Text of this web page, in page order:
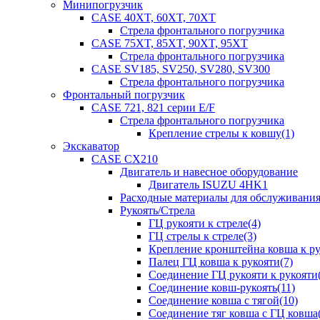
Минипогрузчик
CASE 40XT, 60XT, 70XT
Стрела фронтального погрузчика
CASE 75XT, 85XT, 90XT, 95XT
Стрела фронтального погрузчика
CASE SV185, SV250, SV280, SV300
Стрела фронтального погрузчика
Фронтальный погрузчик
CASE 721, 821 серии E/F
Стрела фронтального погрузчика
Крепление стрелы к ковшу(1)
Экскаватор
CASE CX210
Двигатель и навесное оборудование
Двигатель ISUZU 4HK1
Расходные материалы для обслуживания
Рукоять/Стрела
ГЦ рукояти к стреле(4)
ГЦ стрелы к стреле(3)
Крепление кронштейна ковша к
Палец ГЦ ковша к рукояти(7)
Соединение ГЦ рукояти к
Соединение ковш-рукоять(11)
Соединение ковша с тягой(10)
Соединение тяг ковша с ГЦ